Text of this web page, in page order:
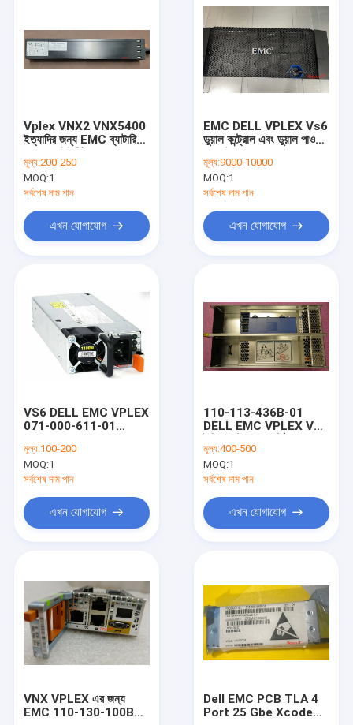
পণ্য
আমাদের সম্পর্কে
কারখানা ভ্রমণ
ডেল ইএমসি ইউনিটি স্টোরেজ
DELL EMC ডেটা ডোমেন
ডেল ইএমসি পাওয়ারস্টোর
DELL EMC Vmax
Vplex VNX2 VNX5400
ইত্যাদির জন্য EMC ব্যাটারি
123
মূল্য:200-250
MOQ:1
সর্বশেষ দাম পান
এখন যোগাযোগ
EMC DELL VPLEX Vs6
ডুয়াল কন্ট্রোল এবং ডুয়াল পাওয়ার
মূল্য:9000-10000
MOQ:1
সর্বশেষ দাম পান
এখন যোগাযোগ
VS6 DELL EMC VPLEX
071-000-611-01
সুইচিং পাওয়ার সাপ্লাই
মূল্য:100-200
MOQ:1
সর্বশেষ দাম পান
এখন যোগাযোগ
110-113-436B-01
DELL EMC VPLEX VS2
মূল্য:400-500
MOQ:1
সর্বশেষ দাম পান
এখন যোগাযোগ
VNX VPLEX এর জন্য
EMC 110-130-100B
Dell EMC PCB TLA 4
Port 25 Gbe Xcode